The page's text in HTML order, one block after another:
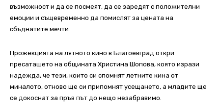
възможност и да се посмеят, да се заредят с положителни
емоции и същевременно да помислят за цената на
сбъднатите мечти.
Прожекцията на лятното кино в Благоевград откри
пресаташето на общината Христина Шопова, която изрази
надежда, че тези, които си спомнят летните кина от
миналото, отново ще си припомнят усещането, а младите ще
се докоснат за пръв път до нещо незабравимо.